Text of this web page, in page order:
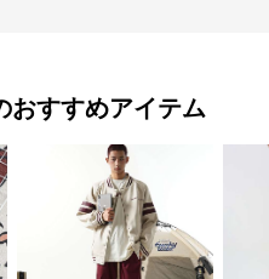
おすすめアイテム